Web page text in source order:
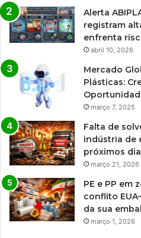
Alerta
registram
enfrenta
abril 10, 2026
Mercado
Plásticas:
março 7, 2025
Falta de
indústria de
próximos
março 21, 2026
PE e PP em
conflito
da sua
março 1, 2026